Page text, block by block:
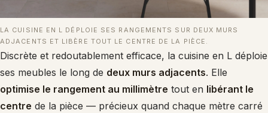
LA CUISINE EN L DÉPLOIE SES RANGEMENTS SUR DEUX MURS
ADJACENTS ET LIBÈRE TOUT LE CENTRE DE LA PIÈCE.
Discrète et redoutablement efficace, la cuisine en L déploie
ses meubles le long de deux murs adjacents. Elle
optimise le rangement au millimètre tout en libérant le
centre de la pièce — précieux quand chaque mètre carré